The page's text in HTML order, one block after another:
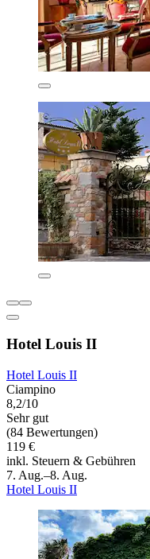
Hotel Louis II
Hotel Louis II
Ciampino
8,2/10
Sehr gut
(84 Bewertungen)
119 €
inkl. Steuern & Gebühren
7. Aug.–8. Aug.
Hotel Louis II